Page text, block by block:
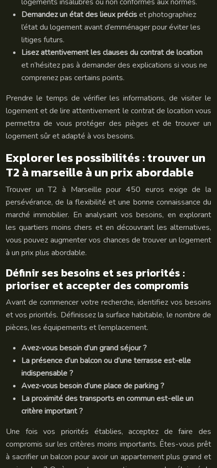
Demandez un état des lieux préciset photographiez
l’état du logement avant d’emménager pour éviter les
litiges futurs.
Lisez attentivement les clauses du contrat de location
et n’hésitez pas à demander des explications si vous ne
comprenez pas certains points.
Prendre le temps de vérifier les informations, de visiter le
logement et de lire attentivement le contrat de location vous
permettra de vous protéger des pièges et de trouver un
logement sûr et adapté à vos besoins.
Explorer les possibilités : trouver un
T2 à marseille à un prix abordable
Trouver un T2 à Marseille pour 450 euros exige de la
persévérance, de la flexibilité et une bonne connaissance du
marché immobilier. En analysant vos besoins, en explorant
les quartiers moins chers et en découvrant les alternatives,
vous pouvez augmenter vos chances de trouver un logement
à un prix plus abordable.
Définir ses besoins et ses priorités :
prioriser et accepter des compromis
Avant de commencer votre recherche, identifiez vos besoins
et vos priorités. Définissez la surface habitable, le nombre de
pièces, les équipements et l’emplacement.
Avez-vous besoin d’un grand séjour ?
La présence d’un balcon ou d’une terrasse est-elle
indispensable ?
Avez-vous besoin d’une place de parking ?
La proximité des transports en commun est-elle un
critère important ?
Une fois vos priorités établies, acceptez de faire des
compromis sur les critères moins importants. Êtes-vous prêt
à sacrifier un balcon pour avoir un appartement plus grand et